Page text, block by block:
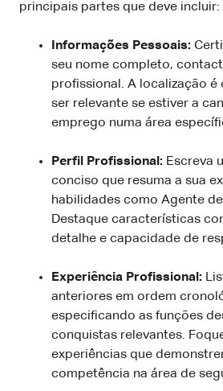
principais partes que deve incluir:
Informações Pessoais:
seu nome completo,
profissional. A localização é
ser relevante se estiver a
emprego numa área
Perfil Profissional: Escreva
conciso que resuma a sua
habilidades como Agente
Destaque características
detalhe e capacidade de
Experiência Profissional:
anteriores em ordem
especificando as funções
conquistas relevantes.
experiências que
competência na área de